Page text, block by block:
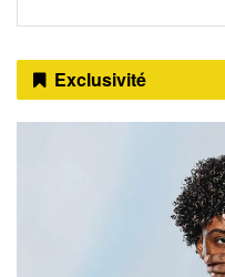
Exclusivité